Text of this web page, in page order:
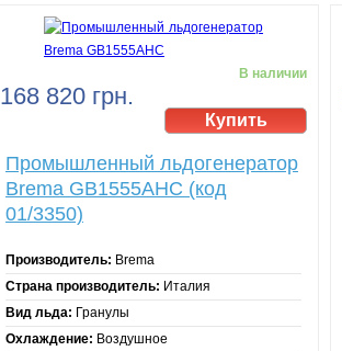
168 820 грн.
В наличии
Промышленный льдогенератор
Brema GB1555AHC (код
01/3350)
Производитель: Brema
Страна производитель: Италия
Вид льда: Гранулы
Охлаждение: Воздушное